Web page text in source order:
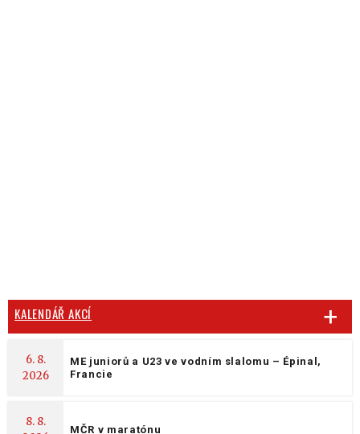
KALENDÁŘ AKCÍ
6. 8.
2026
ME juniorů a U23 ve vodním slalomu – Épinal,
Francie
8. 8.
MČR v maratónu